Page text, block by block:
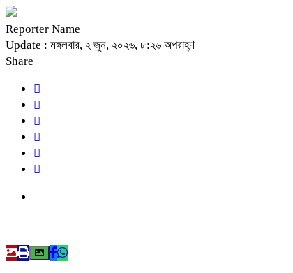
Reporter Name
Update : মঙ্গলবার, ২ জুন, ২০২৬, ৮:২৬ অপরাহ্ণ
Share